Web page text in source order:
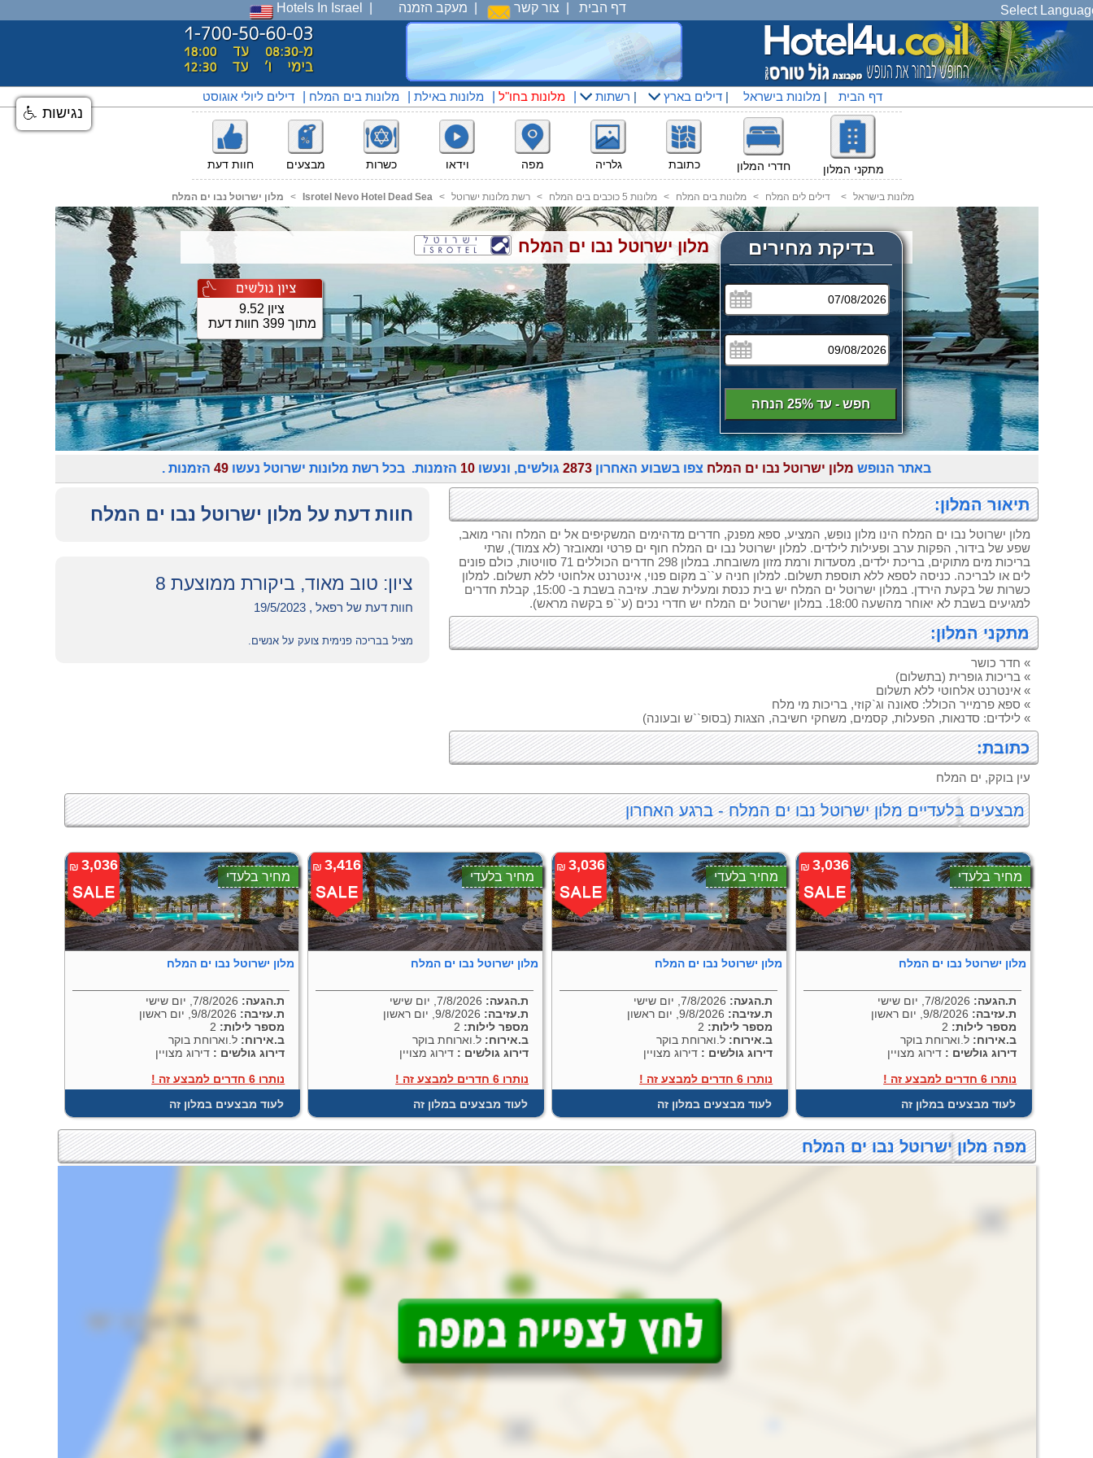
Hotels In Israel מעקב הזמנה צור קשר דף הבית Select
דילים ליולי אוגוסט מלונות בים המלח מלונות באילת מלונות בחו"ל רשתות | דילים בארץ | מלונות בישראל | דף הבית
חוות דעת מבצעים כשרות וידאו מפה גלריה כתובת חדרי המלון מתקני המלון
מלון ישרוטל נבו ים המלח < Isrotel Nevo Hotel Dead Sea < רשת מלונות ישרוטל < מלונות 5 כוכבים בים המלח < מלונות בים המלח < דילים לים המלח < מלונות בישראל
מלון ישרוטל נבו ים המלח
ציון 9.52
מתוך 399 חוות דעת
בדיקת מחירים
חפש - עד 25% הנחה
באתר הנופש מלון ישרוטל נבו ים המלח צפו בשבוע האחרון 2873 גולשים, ונעשו 10 הזמנות. בכל רשת מלונות ישרוטל נעשו 49 הזמנות .
חוות דעת על מלון ישרוטל נבו ים המלח
ציון: טוב מאוד, ביקורת ממוצעת 8
חוות דעת של רפאל , 19/5/2023
מציל בבריכה פנימית צועק על אנשים.
תיאור המלון:
מלון ישרוטל נבו ים המלח הינו מלון נופש, המציע, ספא מפנק, חדרים מדהימים המשקיפים אל ים המלח והרי מואב,
שפע של בידור, הפקות ערב ופעילות לילדים. למלון ישרוטל נבו ים המלח חוף ים פרטי ומאובזר (לא צמוד), שתי
בריכות מים מתוקים, בריכת ילדים, מסעדות ורמת מזון משובחת. במלון 298 חדרים הכוללים 71 סוויטות, כולם פונים
לים או לבריכה. כניסה לספא ללא תוספת תשלום. למלון חניה ע``ב מקום פנוי, אינטרנט אלחוטי ללא תשלום. למלון
כשרות של בקעת הירדן. במלון ישרוטל ים המלח יש בית כנסת ומעלית שבת. עזיבה בשבת ב- 15:00, קבלת חדרים
למגיעים בשבת לא יאוחר מהשעה 18:00. במלון ישרוטל ים המלח יש חדרי נכים (ע``פ בקשה מראש).
מתקני המלון:
» חדר כושר
» בריכות גופרית (בתשלום)
» אינטרנט אלחוטי ללא תשלום
» ספא פרמייר הכולל: סאונה וג`קוזי, בריכות מי מלח
» לילדים: סדנאות, הפעלות, קסמים, משחקי חשיבה, הצגות (בסופ``ש ובעונה)
כתובת:
עין בוקק, ים המלח
מבצעים בלעדיים מלון ישרוטל נבו ים המלח - ברגע האחרון
3,036
₪
מחיר בלעדי
מלון ישרוטל נבו ים המלח
ת.הגעה:
ת.עזיבה: 9/8/2026, יום ראשון
מספר לילות:
ב.אירוח: ל.וארוחת בוקר
דירוג גולשים : דירוג מצויין
נותרו 6 חדרים למבצע זה !
לעוד מבצעים במלון זה
3,036
₪
מחיר בלעדי
מלון ישרוטל נבו ים המלח
ת.הגעה:
ת.עזיבה: 9/8/2026, יום ראשון
מספר לילות:
ב.אירוח: ל.וארוחת בוקר
דירוג גולשים : דירוג מצויין
נותרו 6 חדרים למבצע זה !
לעוד מבצעים במלון זה
3,416
₪
מחיר בלעדי
מלון ישרוטל נבו ים המלח
ת.הגעה:
ת.עזיבה: 9/8/2026, יום ראשון
מספר לילות:
ב.אירוח: ל.וארוחת בוקר
דירוג גולשים : דירוג מצויין
נותרו 6 חדרים למבצע זה !
לעוד מבצעים במלון זה
3,036
₪
מחיר בלעדי
מלון ישרוטל נבו ים המלח
ת.הגעה:
ת.עזיבה: 9/8/2026, יום ראשון
מספר לילות:
ב.אירוח: ל.וארוחת בוקר
דירוג גולשים : דירוג מצויין
נותרו 6 חדרים למבצע זה !
לעוד מבצעים במלון זה
מפה מלון ישרוטל נבו ים המלח
נגישות